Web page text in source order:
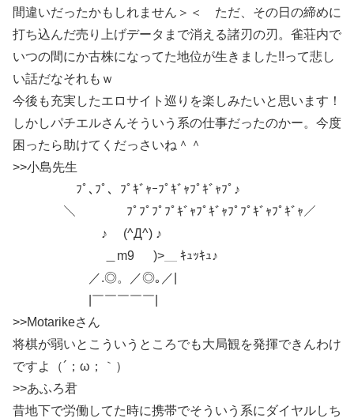
間違いだったかもしれません＞＜ ただ、その日の締めに
打ち込んだ売り上げデータまで消える諸刃の刃。雀荘内で
いつの間にか古株になってた地位が生きました!!って悲し
い話だなそれもｗ
今後も充実したエロサイト巡りを楽しみたいと思います！
しかしパチエルさんそういう系の仕事だったのかー。今度
困ったら助けてくだっさいね＾＾
>>小島先生
ﾌﾟ､ﾌﾟ、ﾌﾟｷﾞｬｰﾌﾟｷﾞｬﾌﾟｷﾞｬﾌﾟ♪
＼ ﾌﾟﾌﾟﾌﾟﾌﾟｷﾞｬﾌﾟｷﾞｬﾌﾟﾌﾟｷﾞｬﾌﾟｷﾞｬ／
♪ (^Д^) ♪
＿m9 )>＿ ｷｭｯｷｭ♪
／.◎。／◎｡／|
|￣￣￣￣￣|
>>Motarikeさん
将棋が弱いとこういうところでも大局観を発揮できんわけ
ですよ（´；ω；｀）
>>あふろ君
昔地下で労働してた時に携帯でそういう系にダイヤルしち